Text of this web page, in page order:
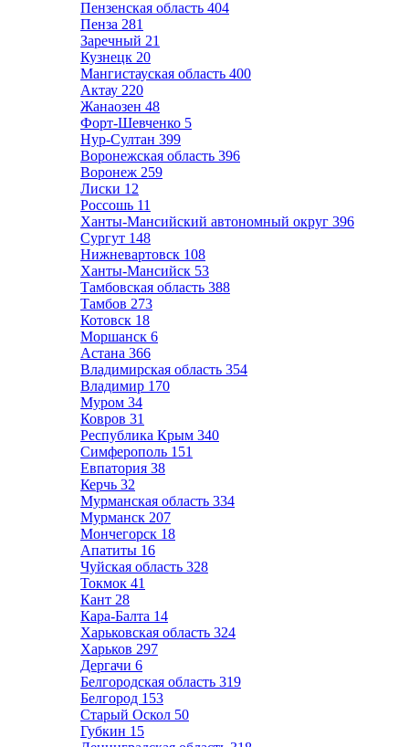
Пензенская область 404
Пенза 281
Заречный 21
Кузнецк 20
Мангистауская область 400
Актау 220
Жанаозен 48
Форт-Шевченко 5
Нур-Султан 399
Воронежская область 396
Воронеж 259
Лиски 12
Россошь 11
Ханты-Мансийский автономный округ 396
Сургут 148
Нижневартовск 108
Ханты-Мансийск 53
Тамбовская область 388
Тамбов 273
Котовск 18
Моршанск 6
Астана 366
Владимирская область 354
Владимир 170
Муром 34
Ковров 31
Республика Крым 340
Симферополь 151
Евпатория 38
Керчь 32
Мурманская область 334
Мурманск 207
Мончегорск 18
Апатиты 16
Чуйская область 328
Токмок 41
Кант 28
Кара-Балта 14
Харьковская область 324
Харьков 297
Дергачи 6
Белгородская область 319
Белгород 153
Старый Оскол 50
Губкин 15